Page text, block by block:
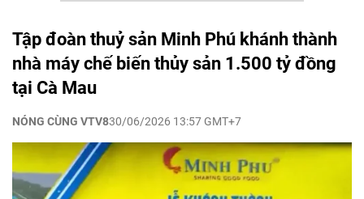
Tập đoàn thuỷ sản Minh Phú khánh thành
nhà máy chế biến thủy sản 1.500 tỷ đồng
tại Cà Mau
NÓNG CÙNG VTV830/06/2026 13:57 GMT+7